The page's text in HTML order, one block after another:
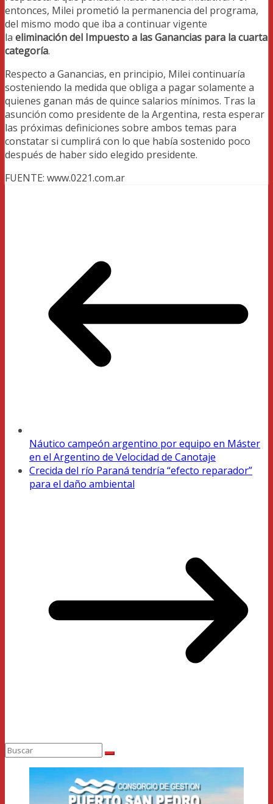
entonces, Milei prometió la permanencia del programa,
del mismo modo que iba a continuar vigente
la eliminación del Impuesto a las Ganancias para la cuarta
categoría.
Respecto a Ganancias, en principio, Milei continuaría
sosteniendo la medida que obliga a pagar solamente a
quienes ganan más de quince salarios mínimos. Tras la
asunción como presidente de la Argentina, resta esperar
las próximas definiciones sobre ambos temas para
constatar si cumplirá con lo que había sostenido poco
después de haber sido elegido presidente.
FUENTE: www.0221.com.ar
Náutico campeón argentino por equipo en Máster
en el Argentino de Velocidad de Canotaje
Crecida del río Paraná tendría “efecto reparador”
para el daño ambiental